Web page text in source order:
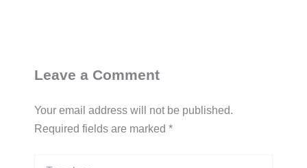
Leave a Comment
Your email address will not be published.
Required fields are marked *